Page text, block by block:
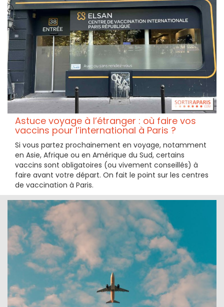
Astuce voyage à l’étranger : où faire vos
vaccins pour l’international à Paris ?
Si vous partez prochainement en voyage, notamment
en Asie, Afrique ou en Amérique du Sud, certains
vaccins sont obligatoires (ou vivement conseillés) à
faire avant votre départ. On fait le point sur les centres
de vaccination à Paris.